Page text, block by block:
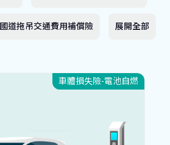
國道拖吊交通費用補償險 展開全部
車體損失險-電池自燃